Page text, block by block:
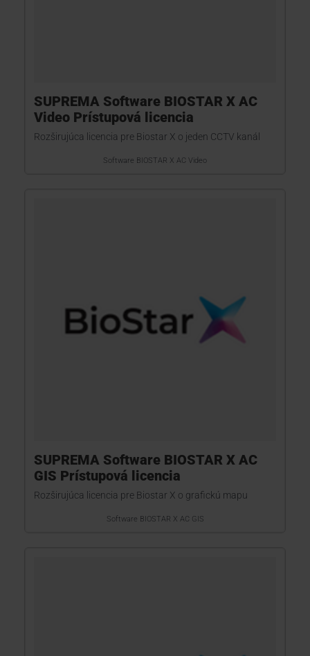
SUPREMA Software BIOSTAR X AC
Video Prístupová licencia
Rozširujúca licencia pre Biostar X o jeden CCTV kanál
Software BIOSTAR X AC Video
SUPREMA Software BIOSTAR X AC
GIS Prístupová licencia
Rozširujúca licencia pre Biostar X o grafickú mapu
Software BIOSTAR X AC GIS